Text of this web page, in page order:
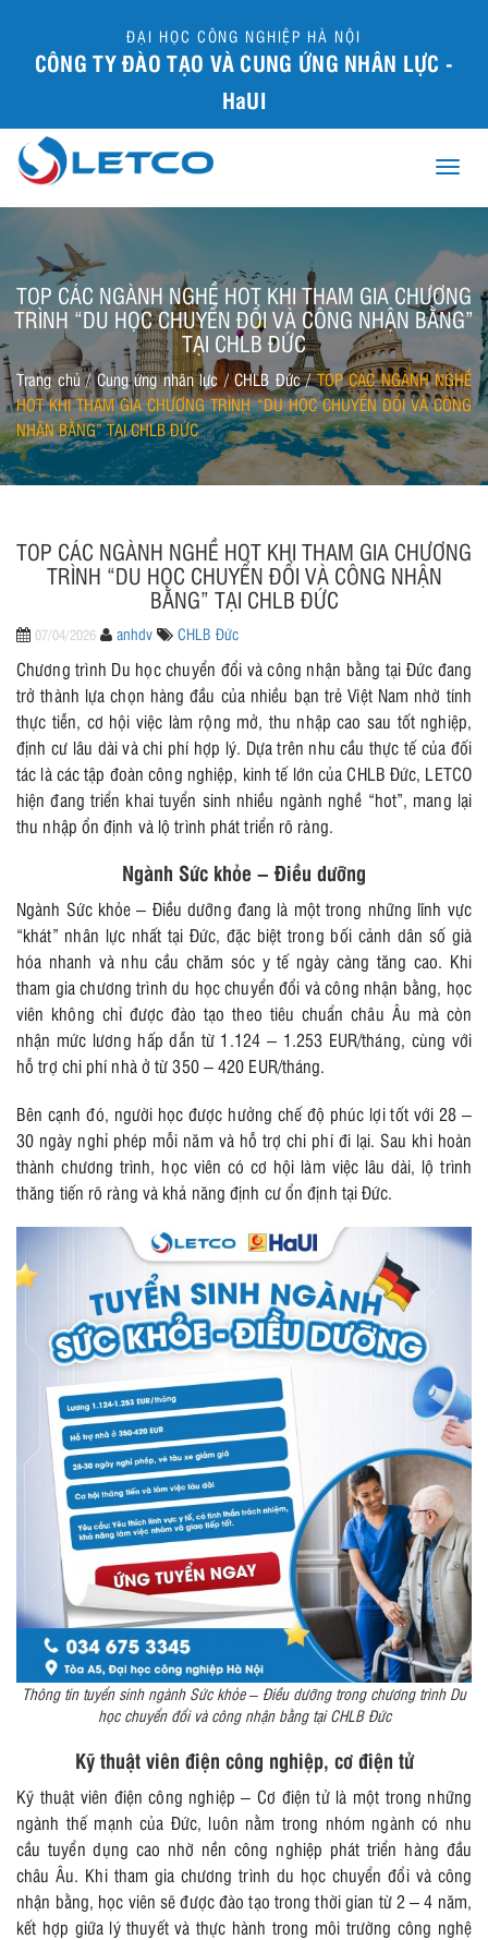
ĐẠI HỌC CÔNG NGHIỆP HÀ NỘI
CÔNG TY ĐÀO TẠO VÀ CUNG ỨNG NHÂN LỰC -
HaUI
Toggle
TOP CÁC NGÀNH NGHỀ HOT KHI THAM GIA CHƯƠNG
TRÌNH “DU HỌC CHUYỂN ĐỔI VÀ CÔNG NHẬN BẰNG”
TẠI CHLB ĐỨC
Trang chủ/Cung ứng nhân lực/CHLB Đức/TOP CÁC NGÀNH NGHỀ
HOT KHI THAM GIA CHƯƠNG TRÌNH “DU HỌC CHUYỂN ĐỔI VÀ CÔNG
NHẬN BẰNG” TẠI CHLB ĐỨC
TOP CÁC NGÀNH NGHỀ HOT KHI THAM GIA CHƯƠNG
TRÌNH “DU HỌC CHUYỂN ĐỔI VÀ CÔNG NHẬN
BẰNG” TẠI CHLB ĐỨC
07/04/2026 anhdv CHLB Đức
Chương trình Du học chuyển đổi và công nhận bằng tại Đức đang
trở thành lựa chọn hàng đầu của nhiều bạn trẻ Việt Nam nhờ tính
thực tiễn, cơ hội việc làm rộng mở, thu nhập cao sau tốt nghiệp,
định cư lâu dài và chi phí hợp lý. Dựa trên nhu cầu thực tế của đối
tác là các tập đoàn công nghiệp, kinh tế lớn của CHLB Đức, LETCO
hiện đang triển khai tuyển sinh nhiều ngành nghề “hot”, mang lại
thu nhập ổn định và lộ trình phát triển rõ ràng.
Ngành Sức khỏe – Điều dưỡng
Ngành Sức khỏe – Điều dưỡng đang là một trong những lĩnh vực
“khát” nhân lực nhất tại Đức, đặc biệt trong bối cảnh dân số già
hóa nhanh và nhu cầu chăm sóc y tế ngày càng tăng cao. Khi
tham gia chương trình du học chuyển đổi và công nhận bằng, học
viên không chỉ được đào tạo theo tiêu chuẩn châu Âu mà còn
nhận mức lương hấp dẫn từ 1.124 – 1.253 EUR/tháng, cùng với
hỗ trợ chi phí nhà ở từ 350 – 420 EUR/tháng.
Bên cạnh đó, người học được hưởng chế độ phúc lợi tốt với 28 –
30 ngày nghỉ phép mỗi năm và hỗ trợ chi phí đi lại. Sau khi hoàn
thành chương trình, học viên có cơ hội làm việc lâu dài, lộ trình
thăng tiến rõ ràng và khả năng định cư ổn định tại Đức.
Thông tin tuyển sinh ngành Sức khỏe – Điều dưỡng trong chương trình Du
học chuyển đổi và công nhận bằng tại CHLB Đức
Kỹ thuật viên điện công nghiệp, cơ điện tử
Kỹ thuật viên điện công nghiệp – Cơ điện tử là một trong những
ngành thế mạnh của Đức, luôn nằm trong nhóm ngành có nhu
cầu tuyển dụng cao nhờ nền công nghiệp phát triển hàng đầu
châu Âu. Khi tham gia chương trình du học chuyển đổi và công
nhận bằng, học viên sẽ được đào tạo trong thời gian từ 2 – 4 năm,
kết hợp giữa lý thuyết và thực hành trong môi trường công nghệ